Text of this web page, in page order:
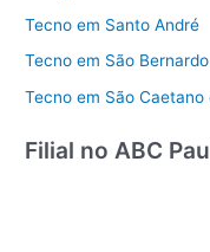
Tecno em Santo André
Tecno em São
Tecno em São Caetano
Filial no ABC